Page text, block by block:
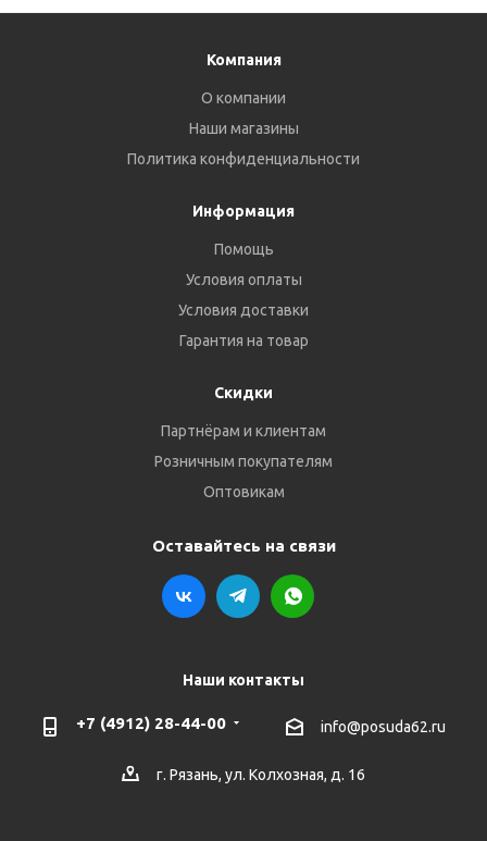
Компания
О компании
Наши магазины
Политика конфиденциальности
Информация
Помощь
Условия оплаты
Условия доставки
Гарантия на товар
Скидки
Партнёрам и клиентам
Розничным покупателям
Оптовикам
Оставайтесь на связи
Наши контакты
+7 (4912) 28-44-00 info@posuda62.ru
г. Рязань, ул. Колхозная, д. 16